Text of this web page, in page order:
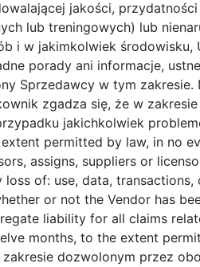
jakości,
lub treningowych) lub
i w jakimkolwiek środowisku,
porady ani informacje,
Sprzedawcy w tym
zgadza się, że w
jakichkolwiek
permitted by law, in no
assigns, suppliers or
loss of: use, data,
or not the Vendor has
liability for all claims
months, to the extent
zakresie dozwolonym przez